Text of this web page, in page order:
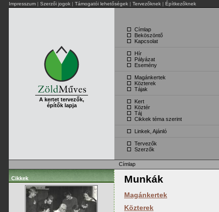
Impresszum | Szerzői jogok | Támogatói lehetőségek | Tervezőknek | Építkezőknek
A kertet tervezők,
építők lapja
Címlap
Beköszöntő
Kapcsolat
Hír
Pályázat
Esemény
Magánkertek
Közterek
Tájak
Kert
Köztér
Táj
Cikkek téma szerint
Linkek, Ajánló
Tervezők
Szerzők
Címlap
Cikkek Munkák
Magánkertek
Közterek